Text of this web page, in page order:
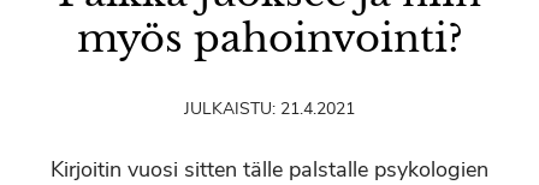
myös pahoinvointi?
JULKAISTU: 21.4.2021
Kirjoitin vuosi sitten tälle palstalle psykologien